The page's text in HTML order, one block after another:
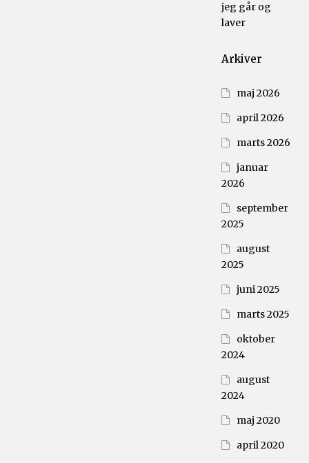
jeg går og
laver
Arkiver
maj 2026
april 2026
marts 2026
januar
2026
september
2025
august
2025
juni 2025
marts 2025
oktober
2024
august
2024
maj 2020
april 2020